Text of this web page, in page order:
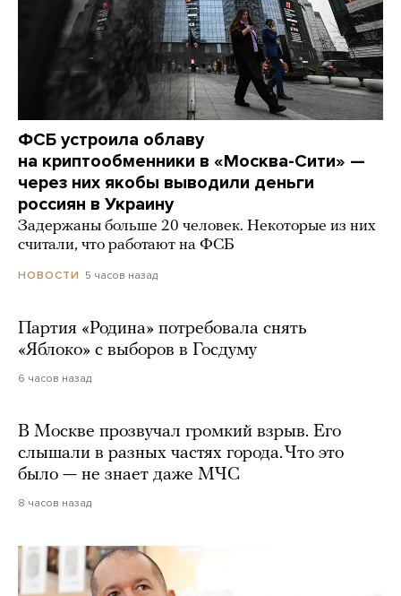
ФСБ устроила облаву
на криптообменники в «Москва-Сити» —
через них якобы выводили деньги
россиян в Украину
Задержаны больше 20 человек. Некоторые из них
считали, что работают на ФСБ
НОВОСТИ 5 часов назад
Партия «Родина» потребовала снять
«Яблоко» с выборов в Госдуму
6 часов назад
В Москве прозвучал громкий взрыв. Его
слышали в разных частях города. Что это
было — не знает даже МЧС
8 часов назад